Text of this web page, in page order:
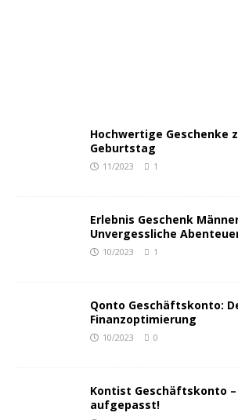
Hochwertige Geschenke
Geburtstag
11/2023 1
Erlebnis Geschenk
Unvergessliche
10/2023 1
Qonto Geschäftskonto:
Finanzoptimierung
10/2023 0
Kontist Geschäftskonto –
aufgepasst!